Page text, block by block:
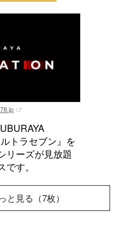
トラセブン』を
リーズが見放題
す。
と見る（7枚）